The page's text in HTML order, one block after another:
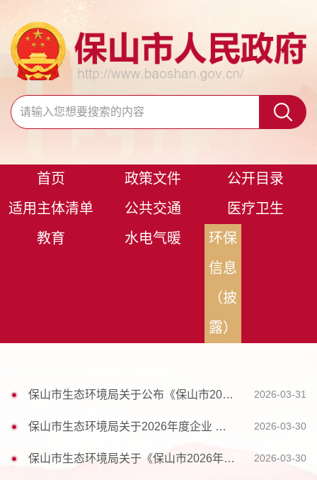
首页 政策文件
公开目录
适用主体清单
公共交通
医疗卫生
教育
水电气暖
环保
信息
（披
露）
保山市生态环境局关于公布《保山市2026年环境监管重点单位名录》的通知 2026-03-31
保山市生态环境局关于2026年度企业 环境信息依法披露名单的公示 2026-03-30
保山市生态环境局关于《保山市2026年环境监管重点单位名录（征求意见稿）》公开征求意见的结 ... 2026-03-30